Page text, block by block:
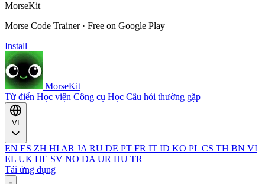
MorseKit
Morse Code Trainer · Free on Google Play
Install
MorseKit
Từ điển Học viện Công cụ Học Câu hỏi thường gặp
EN ES ZH HI AR JA RU DE PT FR IT ID KO PL CS TH BN VI
EL UK HE SV NO DA UR HU TR
Tải ứng dụng